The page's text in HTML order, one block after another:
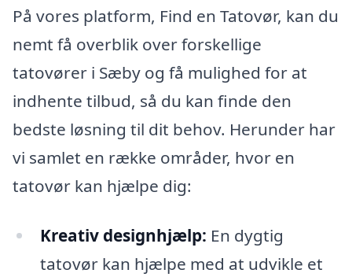
På vores platform, Find en Tatovør, kan du
nemt få overblik over forskellige
tatovører i Sæby og få mulighed for at
indhente tilbud, så du kan finde den
bedste løsning til dit behov. Herunder har
vi samlet en række områder, hvor en
tatovør kan hjælpe dig:
Kreativ designhjælp: En dygtig
tatovør kan hjælpe med at udvikle et